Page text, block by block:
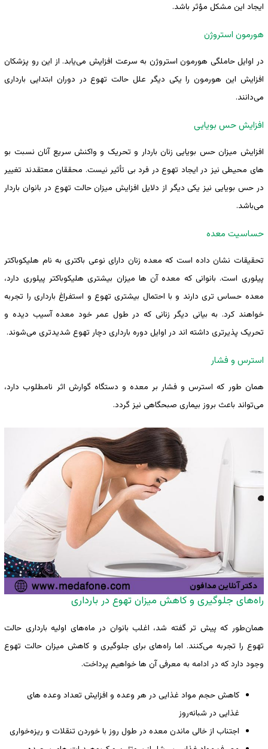
ایجاد این مشکل مؤثر باشد.
هورمون استروژن
در اوایل حاملگی هورمون استروژن به سرعت افزایش می‌یابد. از این رو پزشکان
افزایش این هورمون را یکی دیگر علل حالت تهوع در دوران ابتدایی بارداری
‌می‌دانند.
افزایش حس بویایی
افزایش میزان حس بویایی زنان باردار و تحریک و واکنش سریع آنان نسبت بو
های محیطی نیز در ایجاد تهوع در فرد بی‌ تأثیر نیست. محققان معتقدند تغییر
در حس بویایی نیز یکی دیگر از دلایل افزایش میزان حالت تهوع در بانوان باردار
می‌باشد.
حساسیت معده
تحقیقات نشان داده است که معده زنان دارای نوعی باکتری به نام هلیکوباکتر
پیلوری است. بانوانی که معده آن ها میزان بیشتری هلیکوباکتر پیلوری دارد،
معده حساس تری دارند و با احتمال بیشتری تهوع و استفراغ بارداری را تجربه
خواهند کرد. به بیانی دیگر زنانی که در طول عمر خود معده آسیب دیده و
تحریک پذیرتری داشته اند در اوایل دوره بارداری دچار تهوع شدیدتری می‌شوند.
استرس و فشار
همان ‌طور که استرس و فشار بر معده و دستگاه گوارش اثر نامطلوب دارد،
می‌تواند باعث بروز بیماری صبحگاهی نیز گردد.
راه‌های جلوگیری و کاهش میزان تهوع در بارداری
همان‌طور که پیش تر گفته شد، اغلب بانوان در ماه‌های اولیه بارداری حالت
تهوع را تجربه می‌کنند. اما راه‌های برای جلوگیری و کاهش میزان حالت تهوع
وجود دارد که در ادامه به معرفی آن ها خواهیم پرداخت.
کاهش حجم مواد غذایی در هر وعده و افزایش تعداد وعده ‌های
غذایی در شبانه‌روز
اجتناب از خالی ماندن معده در طول روز با خوردن تنقلات و ریزه‌خواری